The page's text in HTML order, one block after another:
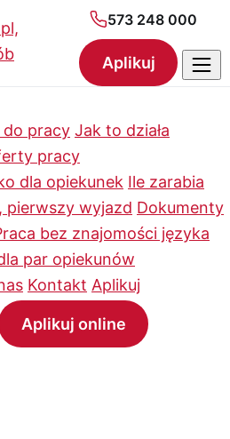
573 248 000
Aplikuj
do pracy Jak to działa
pracy
dla opiekunek Ile zarabia
pierwszy wyjazd Dokumenty
bez znajomości języka
par opiekunów
Kontakt Aplikuj
Aplikuj online